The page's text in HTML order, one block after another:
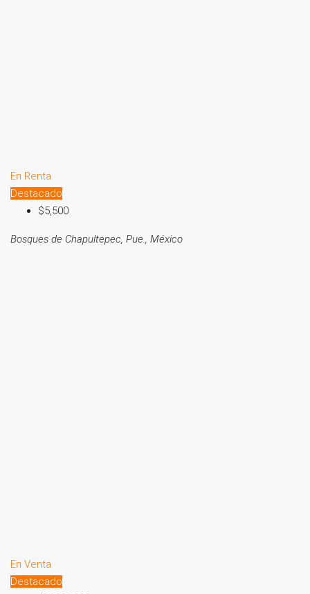
En Renta
Destacado
$5,500
Bosques de Chapultepec, Pue., México
En Venta
Destacado